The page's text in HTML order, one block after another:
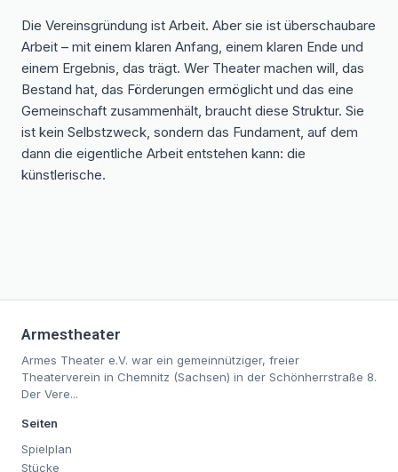
Die Vereinsgründung ist Arbeit. Aber sie ist überschaubare
Arbeit – mit einem klaren Anfang, einem klaren Ende und
einem Ergebnis, das trägt. Wer Theater machen will, das
Bestand hat, das Förderungen ermöglicht und das eine
Gemeinschaft zusammenhält, braucht diese Struktur. Sie
ist kein Selbstzweck, sondern das Fundament, auf dem
dann die eigentliche Arbeit entstehen kann: die
künstlerische.
Armestheater
Armes Theater e.V. war ein gemeinnütziger, freier
Theaterverein in Chemnitz (Sachsen) in der Schönherrstraße 8.
Der Vere...
Seiten
Spielplan
Stücke